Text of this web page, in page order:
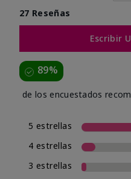
27 Reseñas
Escribir
89%
de los encuestados
5 estrellas
4 estrellas
3 estrellas